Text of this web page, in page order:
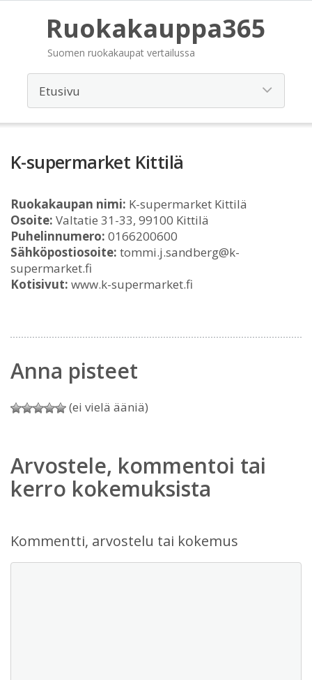
Ruokakauppa365
Suomen ruokakaupat vertailussa
K-supermarket Kittilä
Ruokakaupan nimi: K-supermarket Kittilä
Osoite: Valtatie 31-33, 99100 Kittilä
Puhelinnumero: 0166200600
Sähköpostiosoite: tommi.j.sandberg@k-
supermarket.fi
Kotisivut: www.k-supermarket.fi
Anna pisteet
(ei vielä ääniä)
Arvostele, kommentoi tai
kerro kokemuksista
Kommentti, arvostelu tai kokemus